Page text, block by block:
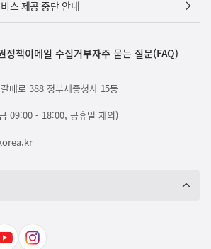
스 제공 중단 안내
정책이메일 수집거부자주 묻는 질문(FAQ)
매로 388 정부세종청사 15동
09:00 - 18:00, 공휴일 제외)
유 인